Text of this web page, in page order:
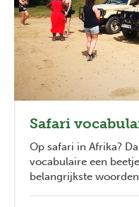
Safari
Op safari in Afrika?
vocabulaire een
belangrijkste